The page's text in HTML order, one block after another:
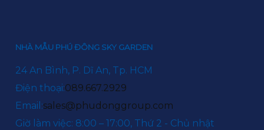
NHÀ MẪU PHÚ ĐÔNG SKY GARDEN
24 An Bình, P. Dĩ An, Tp. HCM
Điện thoại:089.667.2929
Email:sales@phudonggroup.com
Giờ làm việc: 8:00 – 17:00, Thứ 2 - Chủ nhật